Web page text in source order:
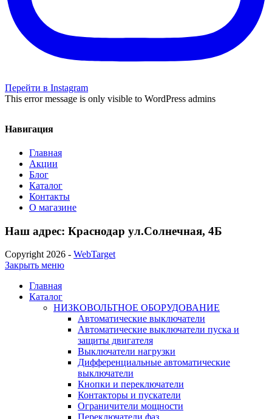
Перейти в Instagram
This error message is only visible to WordPress admins
Навигация
Главная
Акции
Блог
Каталог
Контакты
О магазине
Наш адрес: Краснодар ул.Солнечная, 4Б
Copyright 2026 - WebTarget
Закрыть меню
Главная
Каталог
НИЗКОВОЛЬТНОЕ ОБОРУДОВАНИЕ
Автоматические выключатели
Автоматические выключатели пуска и
защиты двигателя
Выключатели нагрузки
Дифференциальные автоматические
выключатели
Кнопки и переключатели
Контакторы и пускатели
Ограничители мощности